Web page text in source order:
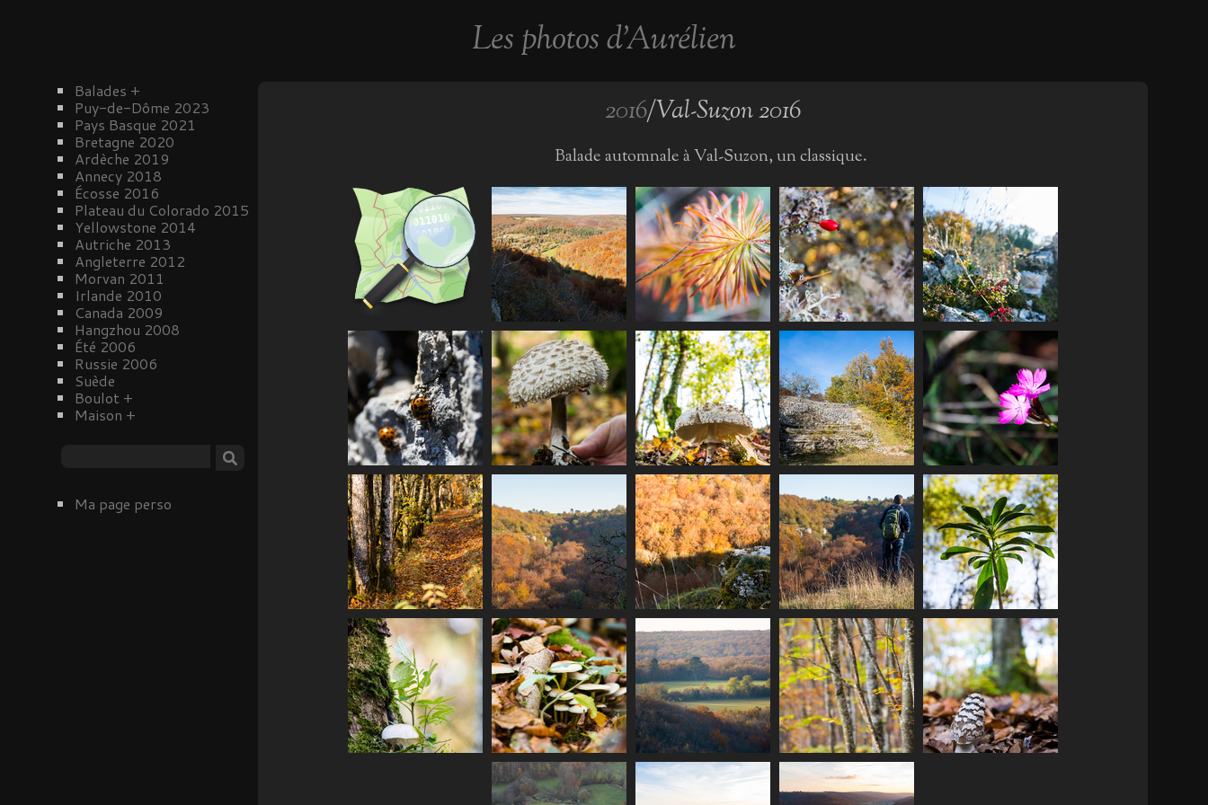
Les photos d'Aurélien
Balades +
Puy-de-Dôme 2023
Pays Basque 2021
Bretagne 2020
Ardèche 2019
Annecy 2018
Écosse 2016
Plateau du Colorado 2015
Yellowstone 2014
Autriche 2013
Angleterre 2012
Morvan 2011
Irlande 2010
Canada 2009
Hangzhou 2008
Été 2006
Russie 2006
Suède
Boulot +
Maison +
Ma page perso
2016/Val-Suzon 2016
Balade automnale à Val-Suzon, un classique.